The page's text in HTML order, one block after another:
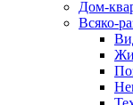
Дом-
Всяко-